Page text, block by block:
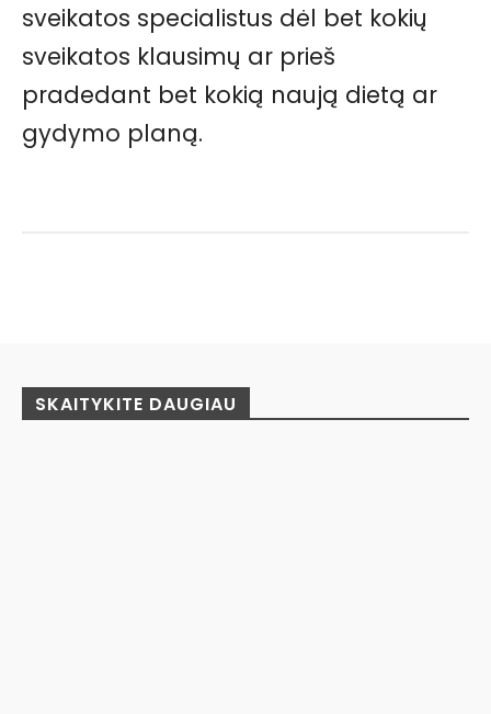
sveikatos specialistus dėl bet kokių
sveikatos klausimų ar prieš
pradedant bet kokią naują dietą ar
gydymo planą.
SKAITYKITE DAUGIAU